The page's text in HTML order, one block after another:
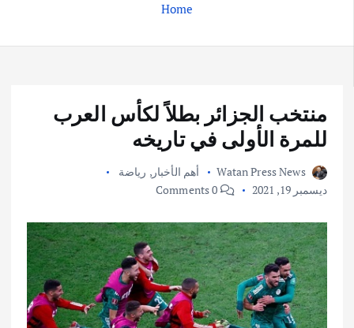
Home
منتخب الجزائر بطلاً لكأس العرب
للمرة الأولى في تاريخه
Watan Press News أهم الأخبار, رياضة
ديسمبر 19, 2021